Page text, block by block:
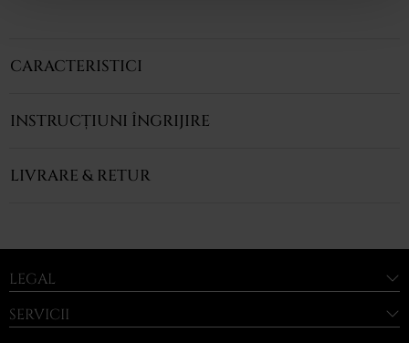
CARACTERISTICI
INSTRUCȚIUNI ÎNGRIJIRE
LIVRARE & RETUR
LEGAL
SERVICII